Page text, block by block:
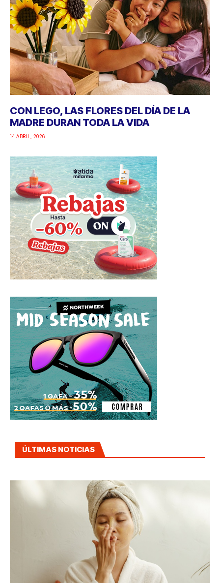
CON LEGO, LAS FLORES DEL DÍA DE LA
MADRE DURAN TODA LA VIDA
14 ABRIL, 2026
ÚLTIMAS NOTICIAS